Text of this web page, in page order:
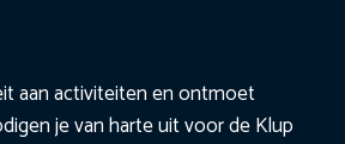
aan activiteiten en ontmoet
je van harte uit voor de Klup